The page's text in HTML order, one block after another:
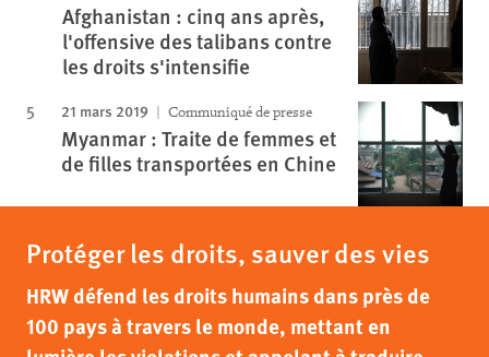
Afghanistan : cinq ans après,
l'offensive des talibans contre
les droits s'intensifie
21 mars 2019 Communiqué de presse
Myanmar : Traite de femmes et
de filles transportées en Chine
Protéger les droits, sauver des vies
HRW défend les droits humains dans près de
100 pays à travers le monde, mettant en